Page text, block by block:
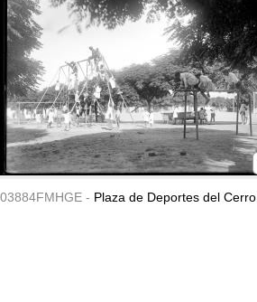
03884FMHGE - Plaza de Deportes del Cerro.